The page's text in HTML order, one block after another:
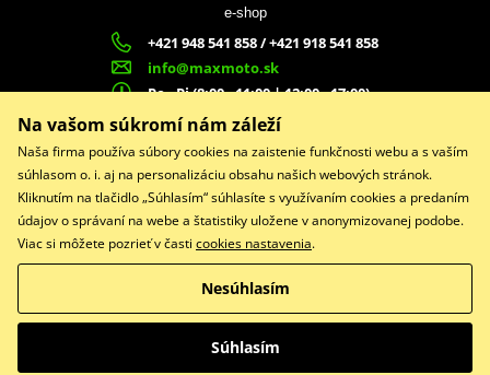
e-shop
+421 948 541 858 / +421 918 541 858
info@maxmoto.sk
Po - Pi (8:00 - 11:00 | 12:00 - 17:00)
MAX
MOTO s.r.o.
Slovenských dobrovoľníkov 1439
022 01 Čadca
Facebook
Copyright © 2026 www.maxmotoshop.sk
Všetky práva vyhradené
Prepnúť na klasickú verziu
Na vašom súkromí nám záleží
Naša firma používa súbory cookies na zaistenie funkčnosti webu a s vaším
súhlasom o. i. aj na personalizáciu obsahu našich webových stránok.
Kliknutím na tlačidlo „Súhlasím“ súhlasíte s využívaním cookies a predaním
údajov o správaní na webe a štatistiky uložene v anonymizovanej podobe.
Viac si môžete pozrieť v časti cookies nastavenia.
Nesúhlasím
Súhlasím